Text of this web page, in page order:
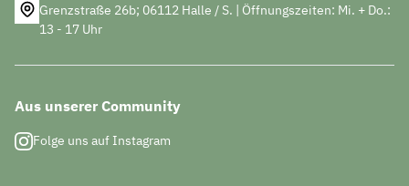
Grenzstraße 26b; 06112 Halle / S. | Öffnungszeiten: Mi. + Do.:
13 - 17 Uhr
Aus unserer Community
Folge uns auf Instagram